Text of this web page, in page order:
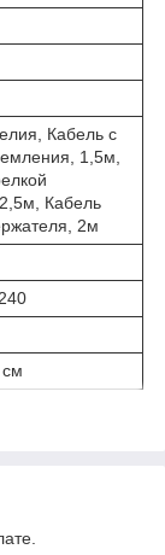
Кабель с
1,5м,
Кабель
2м